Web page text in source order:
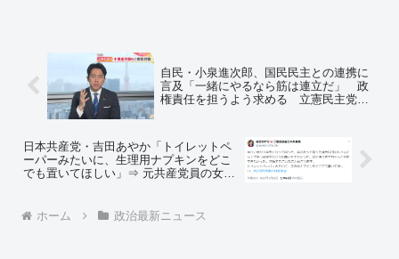
自民・小泉進次郎、国民民主との連携に
言及「一緒にやるなら筋は連立だ」 政
権責任を担うよう求める 立憲民主党と
日本共産党・吉田あやか「トイレットペ
ーパーみたいに、生理用ナプキンをどこ
でも置いてほしい」⇒ 元共産党員の女性
置して貰えなかった」
ホーム 政治最新ニュース